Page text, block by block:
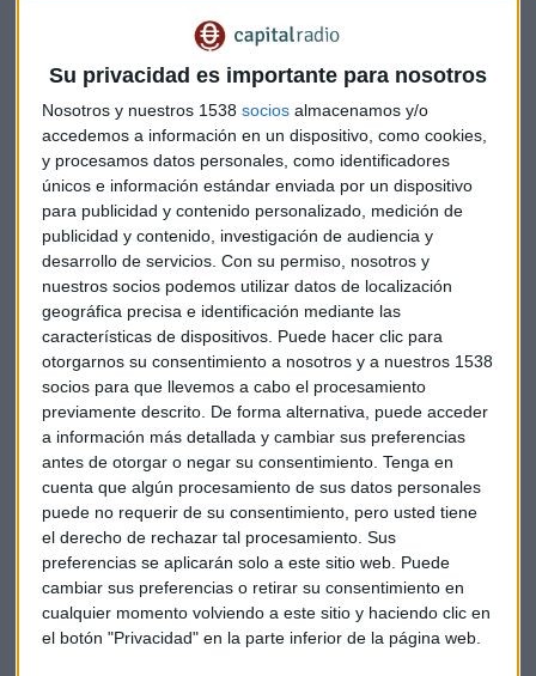
Su privacidad es importante para nosotros
Nosotros y nuestros 1538 socios almacenamos y/o
accedemos a información en un dispositivo, como cookies,
y procesamos datos personales, como identificadores
únicos e información estándar enviada por un dispositivo
para publicidad y contenido personalizado, medición de
publicidad y contenido, investigación de audiencia y
desarrollo de servicios. Con su permiso, nosotros y
nuestros socios podemos utilizar datos de localización
geográfica precisa e identificación mediante las
características de dispositivos. Puede hacer clic para
otorgarnos su consentimiento a nosotros y a nuestros 1538
socios para que llevemos a cabo el procesamiento
previamente descrito. De forma alternativa, puede acceder
a información más detallada y cambiar sus preferencias
antes de otorgar o negar su consentimiento. Tenga en
cuenta que algún procesamiento de sus datos personales
puede no requerir de su consentimiento, pero usted tiene
el derecho de rechazar tal procesamiento. Sus
preferencias se aplicarán solo a este sitio web. Puede
cambiar sus preferencias o retirar su consentimiento en
cualquier momento volviendo a este sitio y haciendo clic en
el botón "Privacidad" en la parte inferior de la página web.
Iturralde habla también de las advertencias que ha ido
realizando el Banco Central Europeo. Según él, “de algún
modo nos estaban anticipando que van a subir los
mercados”. “El BCE es un canalizador maravilloso del
sentimiento contrario”, apunta Iturralde, “porque atiende a
los intereses de la gran banca”.
En este contexto, el analista apunta a dos resistencias
claras: los 10.000 puntos en el Ibex 35 (o 10.100) y los 12.630
en el Dax alemán. Son dos niveles “fundamentales”, explica.
Pero todavía no hemos llegado a esas resistencias
importantes.
Iturralde aprovecha el tiempo de consultorio para comentar
también valores como Iberdrola, SAP, Sniace, Indra o
Prosegur, además de analizar las circunstanciad de la salida
a bolsa de la china Xiaomi este lunes.